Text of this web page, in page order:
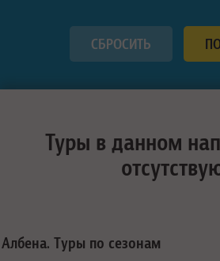
Туры в данном
Албена. Туры по сезонам